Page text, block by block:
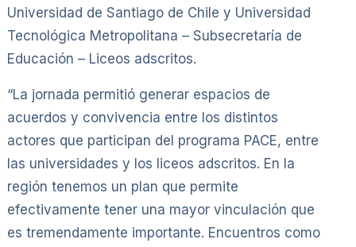
Universidad de Santiago de Chile y Universidad
Tecnológica Metropolitana – Subsecretaría de
Educación – Liceos adscritos.
“La jornada permitió generar espacios de
acuerdos y convivencia entre los distintos
actores que participan del programa PACE, entre
las universidades y los liceos adscritos. En la
región tenemos un plan que permite
efectivamente tener una mayor vinculación que
es tremendamente importante. Encuentros como